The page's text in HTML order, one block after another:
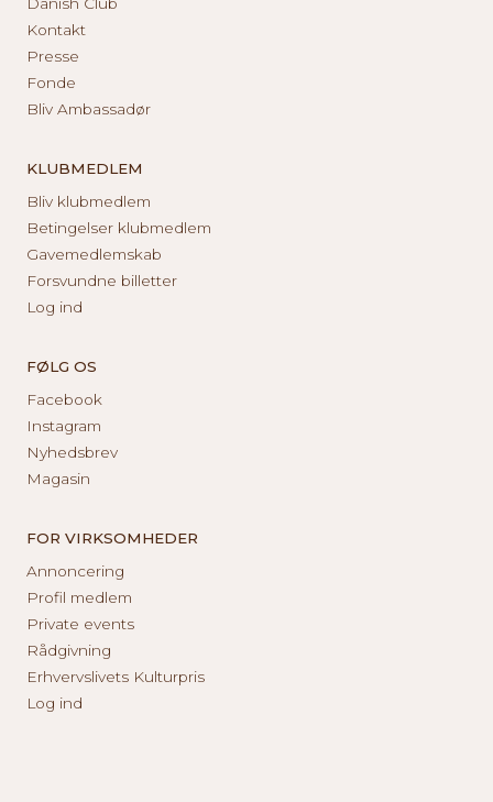
Kontakt
Presse
Fonde
Bliv Ambassadør
KLUBMEDLEM
Bliv klubmedlem
Betingelser klubmedlem
Gavemedlemskab
Forsvundne billetter
Log ind
FØLG OS
Facebook
Instagram
Nyhedsbrev
Magasin
FOR VIRKSOMHEDER
Annoncering
Profil medlem
Private events
Rådgivning
Erhvervslivets Kulturpris
Log ind